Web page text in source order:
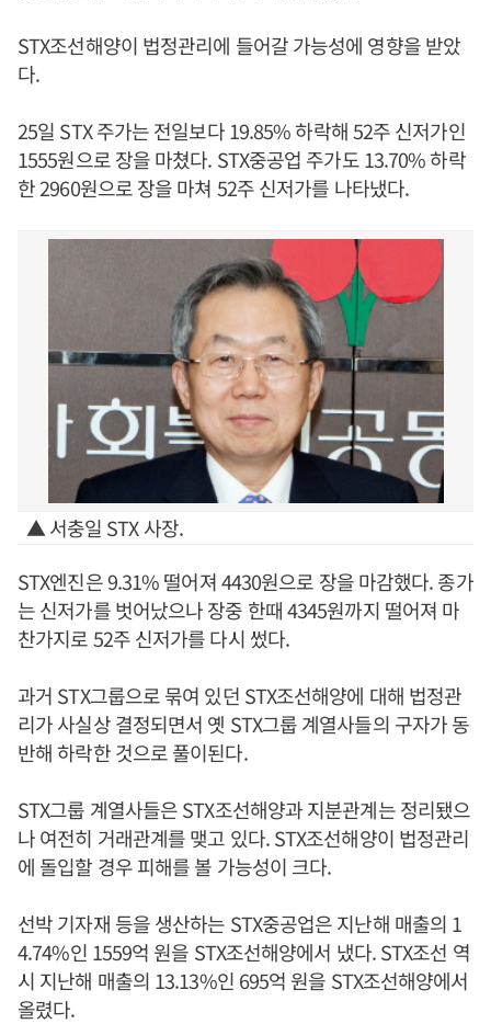
STX조선해양이 법정관리에 들어갈 가능성에 영향을 받았
다.
25일 STX 주가는 전일보다 19.85% 하락해 52주 신저가인
1555원으로 장을 마쳤다. STX중공업 주가도 13.70% 하락
한 2960원으로 장을 마쳐 52주 신저가를 나타냈다.
▲ 서충일 STX 사장.
STX엔진은 9.31% 떨어져 4430원으로 장을 마감했다. 종가
는 신저가를 벗어났으나 장중 한때 4345원까지 떨어져 마
찬가지로 52주 신저가를 다시 썼다.
과거 STX그룹으로 묶여 있던 STX조선해양에 대해 법정관
리가 사실상 결정되면서 옛 STX그룹 계열사들의 구자가 동
반해 하락한 것으로 풀이된다.
STX그룹 계열사들은 STX조선해양과 지분관계는 정리됐으
나 여전히 거래관계를 맺고 있다. STX조선해양이 법정관리
에 돌입할 경우 피해를 볼 가능성이 크다.
선박 기자재 등을 생산하는 STX중공업은 지난해 매출의 1
4.74%인 1559억 원을 STX조선해양에서 냈다. STX조선 역
시 지난해 매출의 13.13%인 695억 원을 STX조선해양에서
올렸다.